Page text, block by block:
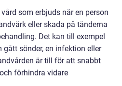
som erbjuds när en person
eller skada på tänderna
Det kan till exempel
gått sönder, en infektion eller
är till för att snabbt
förhindra vidare